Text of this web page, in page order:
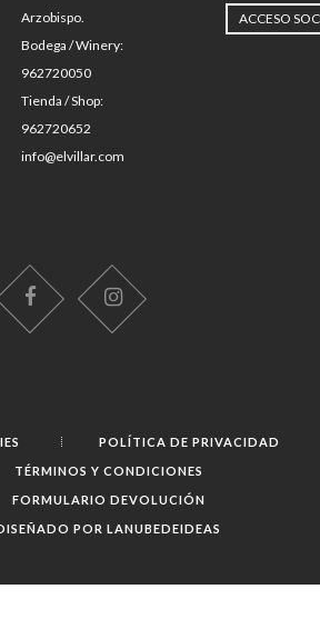
Arzobispo.
Bodega / Winery:
962720050
Tienda / Shop:
962720652
info@elvillar.com
ACCESO
POLÍTICA DE PRIVACIDAD
TÉRMINOS Y CONDICIONES
FORMULARIO DEVOLUCIÓN
POR LANUBEDEIDEAS